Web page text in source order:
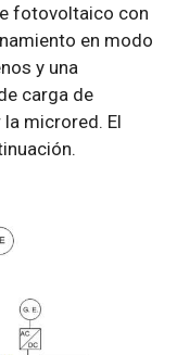
fotovoltaico con
en modo
y una
carga de
microred. El